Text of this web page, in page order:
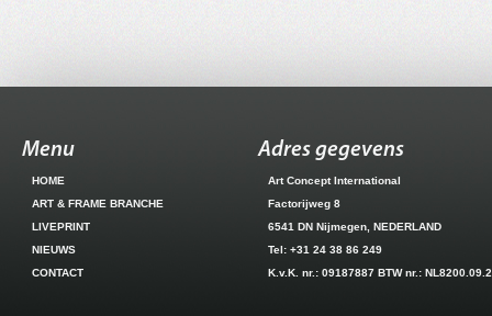
Menu
HOME
ART & FRAME BRANCHE
LIVEPRINT
NIEUWS
CONTACT
Adres gegevens
Art Concept International
Factorijweg 8
6541 DN Nijmegen, NEDERLAND
Tel: +31 24 38 86 249
K.v.K. nr.: 09187887 BTW nr.: